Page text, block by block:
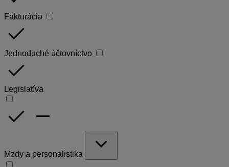
Fakturácia
done
Jednoduché účtovníctvo
done
Legislatíva
done remove
Mzdy a personalistika
expand_more